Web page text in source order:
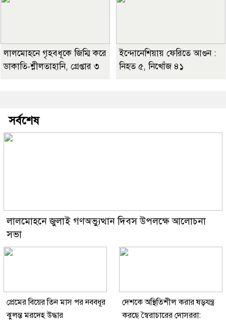
লালমোহনে গৃহবধূকে জিম্মি করে
ডাকাতি-শ্লীলতাহানি, গ্রেপ্তার ৩
ইন্দোনেশিয়ায় ফেরিতে আগুন :
নিহত ৫, নিখোঁজ ৪১
সর্বশেষ
লালমোহনে জুলাই গণঅভ্যুত্থান দিবস উপলক্ষে আলোচনা
সভা
প্রেমের বিয়ের তিন মাস পর নববধূর
ঝুলন্ত মরদেহ উদ্ধার
দেশকে অস্থিতিশীল করার ষড়যন্ত্র
করছে স্বৈরাচারের দোসররা: